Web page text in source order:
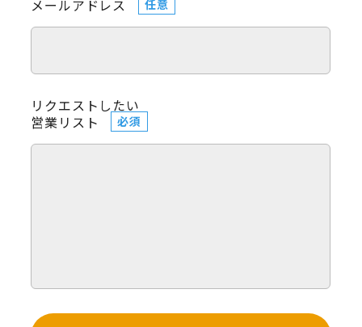
メールアドレス
任意
リクエストしたい
営業リスト
必須